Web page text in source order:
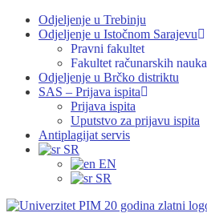
Odjeljenje u Trebinju
Odjeljenje u Istočnom Sarajevu
Pravni fakultet
Fakultet računarskih nauka
Odjeljenje u Brčko distriktu
SAS – Prijava ispita
Prijava ispita
Uputstvo za prijavu ispita
Antiplagijat servis
SR
EN
SR